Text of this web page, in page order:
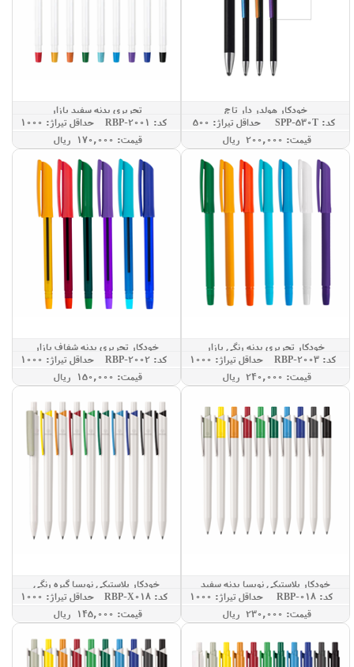
خودکار هولدر دار تاچ
کد: SPP-530T
حداقل تيراژ: 500
قيمت: 200,000 ريال
تحریری بدنه سفید یازار
کد: RBP-2001
حداقل تيراژ: 1000
قيمت: 170,000 ريال
خودکار تحریری بدنه رنگی یازار
کد: RBP-2003
حداقل تيراژ: 1000
قيمت: 240,000 ريال
خودکار تحریری بدنه شفاف یازار
کد: RBP-2002
حداقل تيراژ: 1000
قيمت: 150,000 ريال
خودکار پلاستیکی نویسا بدنه سفید
کد: RBP-018
حداقل تيراژ: 1000
قيمت: 230,000 ريال
خودکار پلاستیکی نویسا گیره رنگی
کد: RBP-X018
حداقل تيراژ: 1000
قيمت: 145,000 ريال